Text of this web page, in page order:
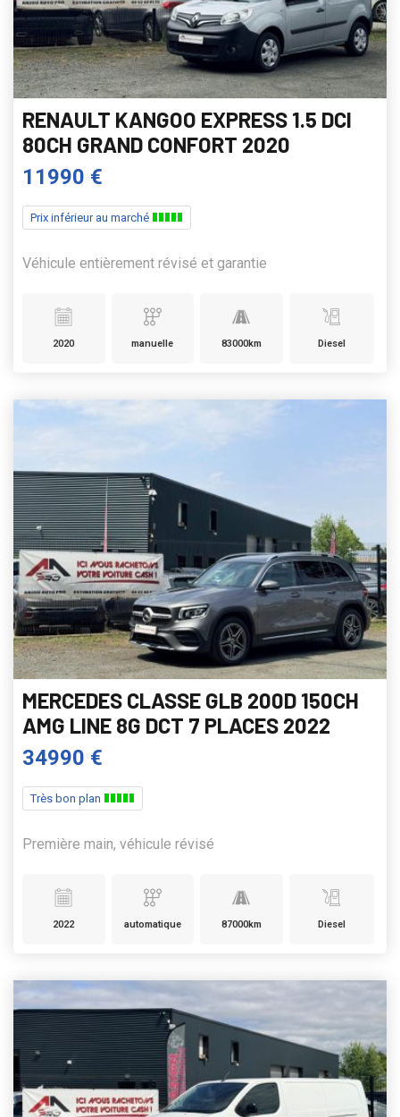
RENAULT KANGOO EXPRESS 1.5 DCI
80CH GRAND CONFORT 2020
11990 €
Prix inférieur au marché
Véhicule entièrement révisé et garantie
2020 manuelle 83000km Diesel
MERCEDES CLASSE GLB 200D 150CH
AMG LINE 8G DCT 7 PLACES 2022
34990 €
Très bon plan
Première main, véhicule révisé
2022 automatique 87000km Diesel